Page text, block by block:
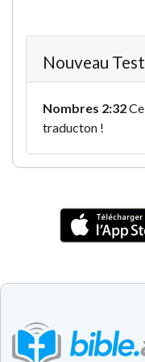
Nouveau
Nombres 2:32
traducton !